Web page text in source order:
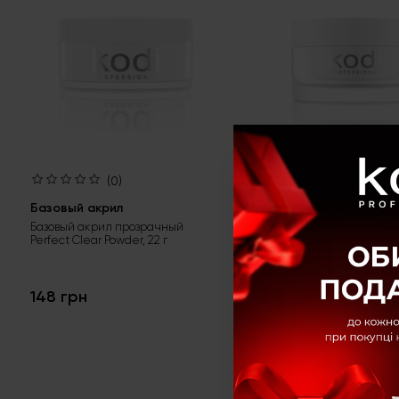
(0)
Базовый акрил
Базовый акрил прозрачный
Perfect Clear Powder, 22 г
148 грн
Базовый акрил
Базовый акрил
Perfect Clear Powder, 40 г